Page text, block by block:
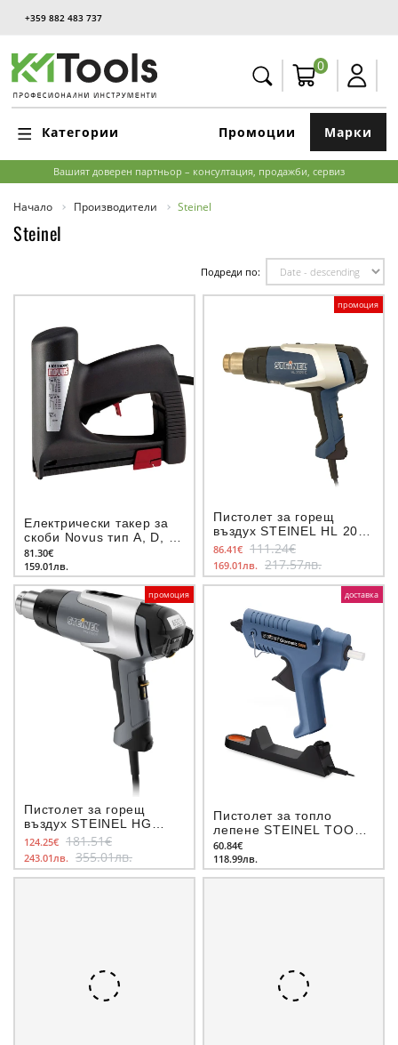
+359 882 483 737
0
Категории Марки
Промоции
Вашият доверен партньор – консултация, продажби, сервиз
Начало Производители Steinel
Steinel
Подреди по:
Електрически такер за
скоби Novus тип A, D, H,
G - 6-14 мм и гвоздеи
тип Е - 16 мм
81.30€
159.01лв.
промоция
Пистолет за горещ
въздух STEINEL HL 2020
E, 2200 W
86.41€ 111.24€
169.01лв. 217.57лв.
промоция
Пистолет за горещ
въздух STEINEL HG
2320 E, 2300 W
124.25€ 181.51€
243.01лв. 355.01лв.
доставка
Пистолет за топло
лепене STEINEL TOOLS
DIY Gluematic 5000
60.84€
118.99лв.